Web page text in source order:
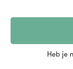
Heb je